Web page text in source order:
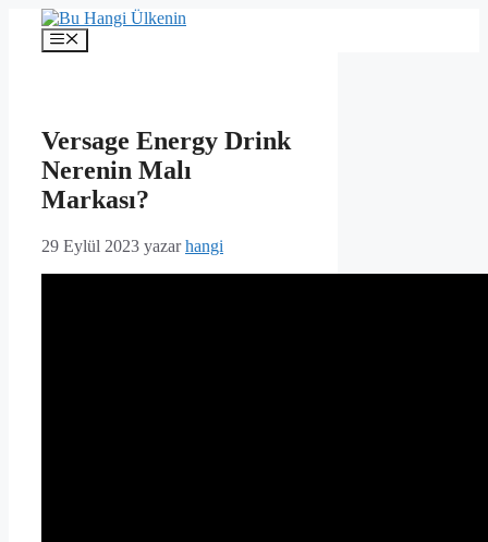
İçeriğe
Menü
Versage Energy Drink
Nerenin Malı
Markası?
29 Eylül 2023 yazarhangi